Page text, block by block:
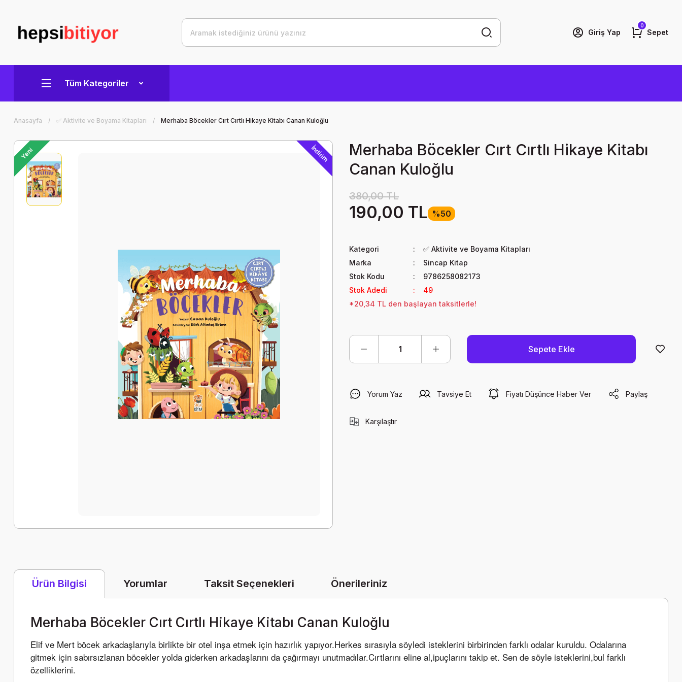
Giriş Yap Sepet
0
Tüm Kategoriler
Anasayfa ✅ Aktivite ve Boyama Kitapları Merhaba Böcekler Cırt Cırtlı Hikaye Kitabı Canan Kuloğlu
Yeni İndirim
Merhaba Böcekler Cırt Cırtlı Hikaye Kitabı
Canan Kuloğlu
380,00 TL
190,00 TL %50
Kategori
✅ Aktivite ve Boyama Kitapları
Marka
Sincap Kitap
Stok Kodu
9786258082173
Stok Adedi
49
*20,34 TL den başlayan taksitlerle!
Sepete Ekle
Yorum Yaz Tavsiye Et Fiyatı Düşünce Haber Ver Paylaş
Karşılaştır
Ürün Bilgisi Yorumlar Taksit Seçenekleri Önerileriniz
Merhaba Böcekler Cırt Cırtlı Hikaye Kitabı Canan Kuloğlu
Elif ve Mert böcek arkadaşlarıyla birlikte bir otel inşa etmek için hazırlık yapıyor.Herkes sırasıyla söyledi isteklerini birbirinden farklı odalar kuruldu. Odalarına
gitmek için sabırsızlanan böcekler yolda giderken arkadaşlarını da çağırmayı unutmadılar.Cırtlarını eline al,ipuçlarını takip et. Sen de söyle isteklerini,bul farklı
özelliklerini.